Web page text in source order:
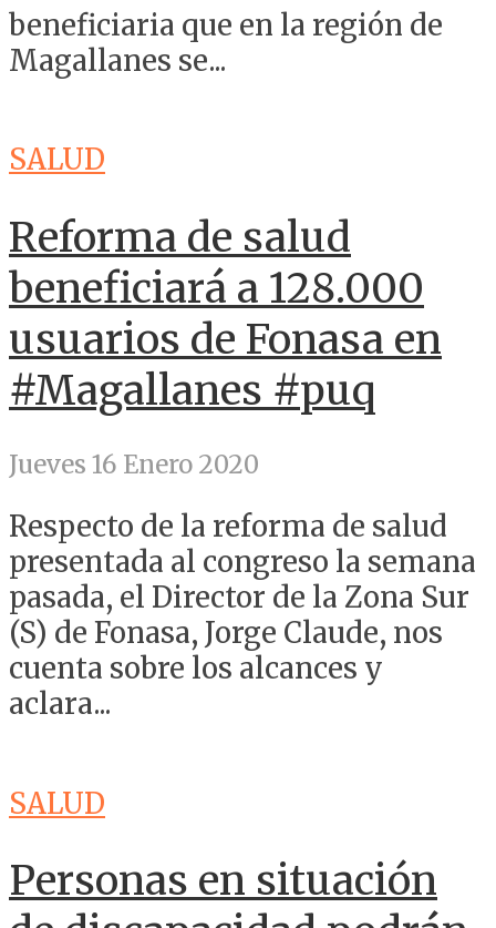
beneficiaria que en la región de
Magallanes se...
SALUD
Reforma de salud
beneficiará a 128.000
usuarios de Fonasa en
#Magallanes #puq
Jueves 16 Enero 2020
Respecto de la reforma de salud
presentada al congreso la semana
pasada, el Director de la Zona Sur
(S) de Fonasa, Jorge Claude, nos
cuenta sobre los alcances y
aclara...
SALUD
Personas en situación